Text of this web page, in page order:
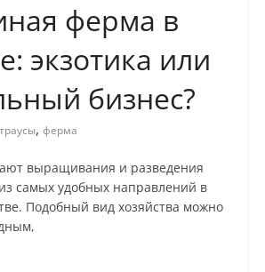
ферма в
экзотика или
бизнес?
, ферма
выращивания и разведения
самых удобных направлений в
Подобный вид хозяйства можно